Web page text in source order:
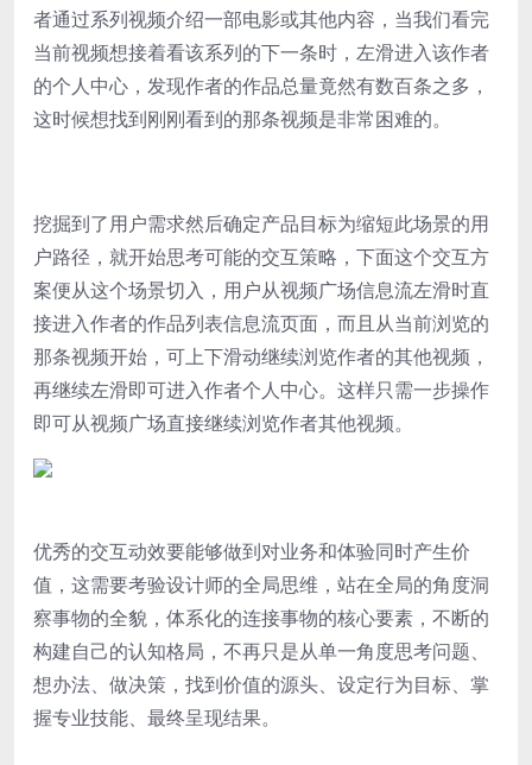
者通过系列视频介绍一部电影或其他内容，当我们看完
当前视频想接着看该系列的下一条时，左滑进入该作者
的个人中心，发现作者的作品总量竟然有数百条之多，
这时候想找到刚刚看到的那条视频是非常困难的。
挖掘到了用户需求然后确定产品目标为缩短此场景的用
户路径，就开始思考可能的交互策略，下面这个交互方
案便从这个场景切入，用户从视频广场信息流左滑时直
接进入作者的作品列表信息流页面，而且从当前浏览的
那条视频开始，可上下滑动继续浏览作者的其他视频，
再继续左滑即可进入作者个人中心。这样只需一步操作
即可从视频广场直接继续浏览作者其他视频。
优秀的交互动效要能够做到对业务和体验同时产生价
值，这需要考验设计师的全局思维，站在全局的角度洞
察事物的全貌，体系化的连接事物的核心要素，不断的
构建自己的认知格局，不再只是从单一角度思考问题、
想办法、做决策，找到价值的源头、设定行为目标、掌
握专业技能、最终呈现结果。